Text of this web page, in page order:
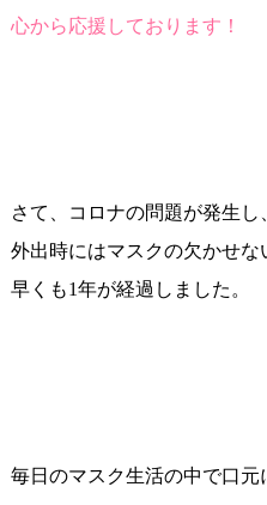
心から応援しております！
さて、コロナの問題が発生し
外出時にはマスクの欠かせな
早くも1年が経過しました。
毎日のマスク生活の中で口元